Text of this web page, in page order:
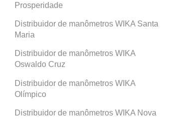
Prosperidade
Distribuidor de manômetros WIKA Santa
Maria
Distribuidor de manômetros WIKA
Oswaldo Cruz
Distribuidor de manômetros WIKA
Olímpico
Distribuidor de manômetros WIKA Nova